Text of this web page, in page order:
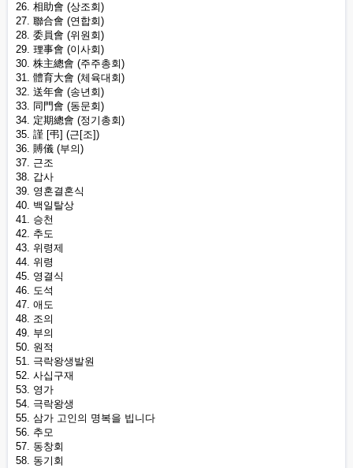
26. 相助會 (상조회)
27. 聯合會 (연합회)
28. 委員會 (위원회)
29. 理事會 (이사회)
30. 株主總會 (주주총회)
31. 體育大會 (체육대회)
32. 送年會 (송년회)
33. 同門會 (동문회)
34. 定期總會 (정기총회)
35. 謹 [弔] (근[조])
36. 賻儀 (부의)
37. 근조
38. 갑사
39. 영혼결혼식
40. 백일탈상
41. 승천
42. 추도
43. 위령제
44. 위령
45. 영결식
46. 도석
47. 애도
48. 조의
49. 부의
50. 원적
51. 극락왕생발원
52. 사십구재
53. 영가
54. 극락왕생
55. 삼가 고인의 명복을 빕니다
56. 추모
57. 동창회
58. 동기회